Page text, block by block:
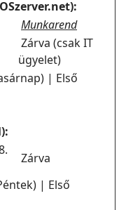
Munkarend
Zárva (csak IT
ügyelet)
| Első
Zárva
| Első